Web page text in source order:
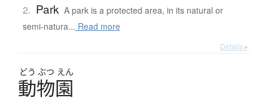
2. Park A park is a protected area, in its natural or
semi-natura... Read more
Details ▸
どう ぶつ えん
動物園